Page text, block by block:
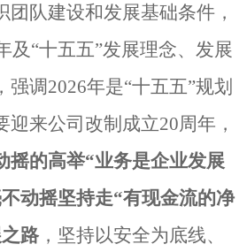
团队建设和发展基础条件，
及“十五五”发展理念、发展
强调2026年是“十五五”规划
迎来公司改制成立20周年，
摇的高举“业务是企业发展
动摇坚持走“有现金流的净
路 ，坚持以安全为底线、